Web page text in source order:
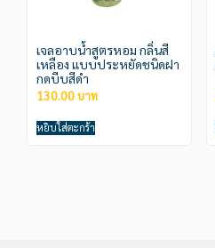
เจลอาบน้ำสูตรหอม กลิ่นสี
เหลือง แบบประหยัดชนิดฝา
กดบีบสีดำ
130.00
หยิบใส่ตะกร้า